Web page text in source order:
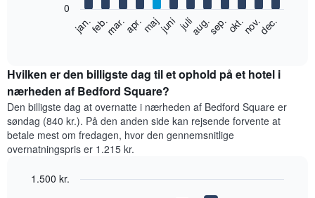
gennemsnitlige
pris
for
et
værelse
hver
måned
har
jan.feb.mar.apr.majjunijuliaug.sep.okt.nov.dec.
0
Hvilken er den billigste dag til et ophold på et hotel i
nærheden af Bedford Square?
Den billigste dag at overnatte i nærheden af Bedford Square er
søndag (840 kr.). På den anden side kan rejsende forvente at
betale mest om fredagen, hvor den gennemsnitlige
overnatningspris er 1.215 kr.
1.500 kr.